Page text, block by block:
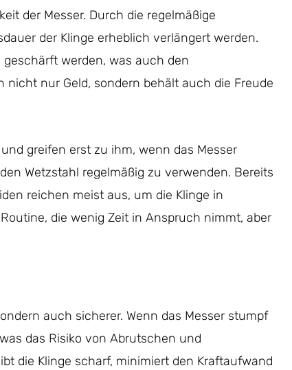
der Messer. Durch die regelmäßige
der Klinge erheblich verlängert werden.
werden, was auch den
nur Geld, sondern behält auch die Freude
greifen erst zu ihm, wenn das Messer
Wetzstahl regelmäßig zu verwenden. Bereits
reichen meist aus, um die Klinge in
die wenig Zeit in Anspruch nimmt, aber
auch sicherer. Wenn das Messer stumpf
das Risiko von Abrutschen und
die Klinge scharf, minimiert den Kraftaufwand